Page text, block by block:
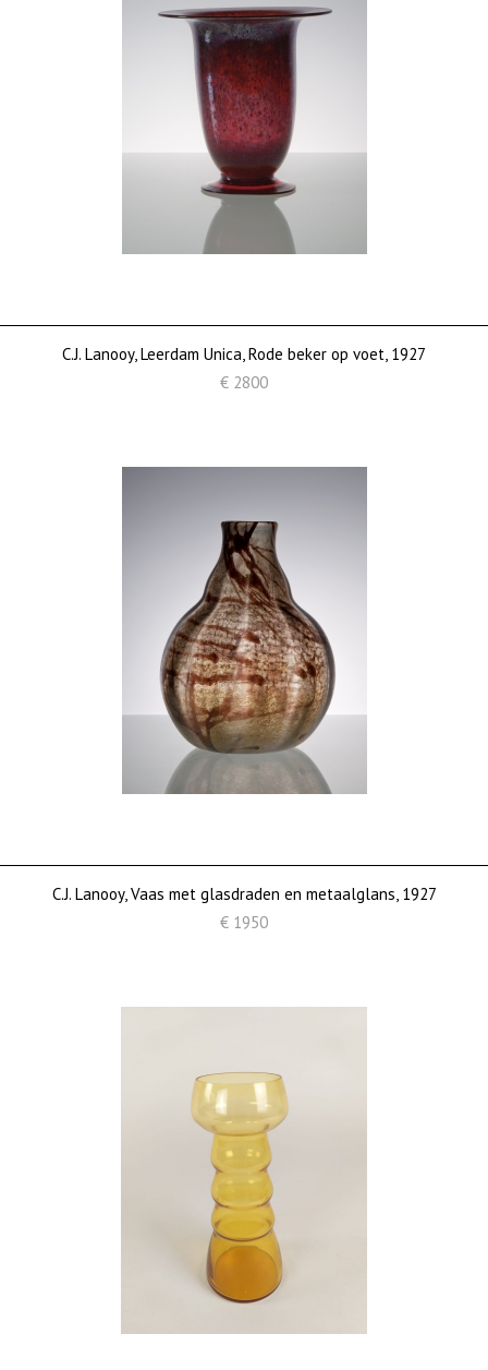
C.J. Lanooy, Leerdam Unica, Rode beker op voet, 1927
€ 2800
C.J. Lanooy, Vaas met glasdraden en metaalglans, 1927
€ 1950